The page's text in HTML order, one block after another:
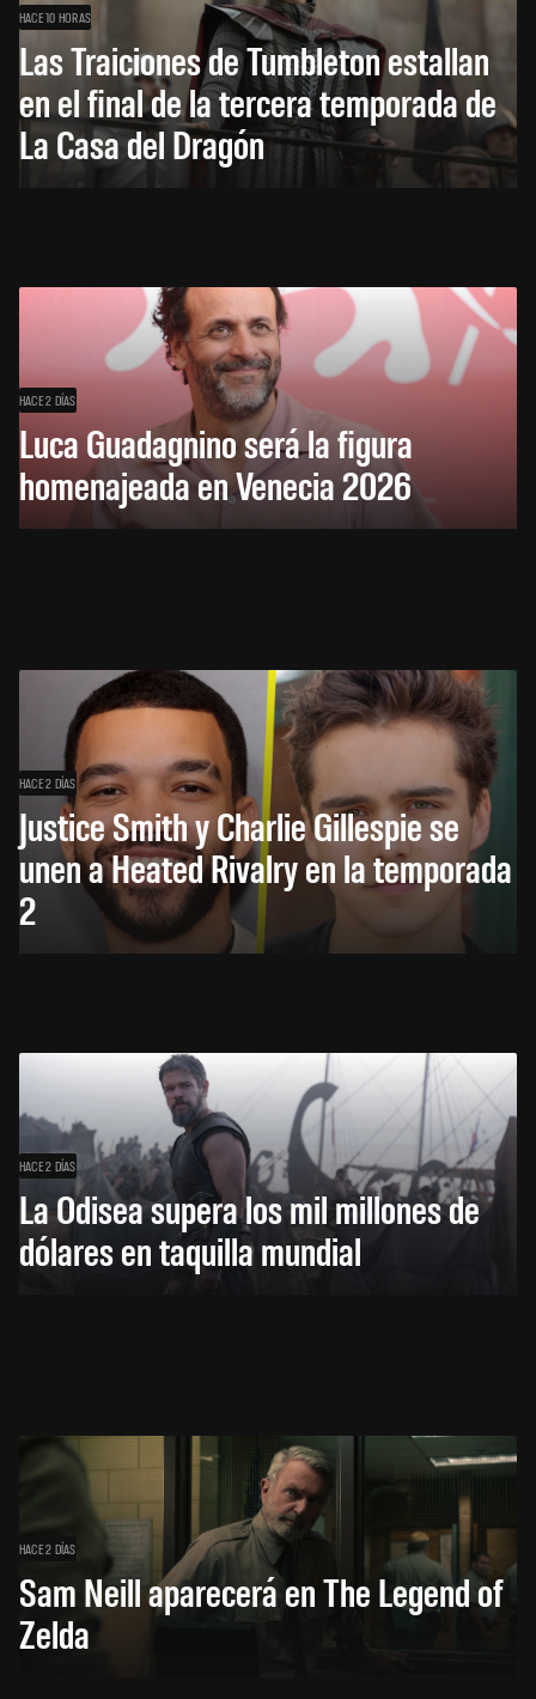
HACE 10 HORAS
Las Traiciones de Tumbleton estallan
en el final de la tercera temporada de
La Casa del Dragón
HACE 2 DÍAS
Luca Guadagnino será la figura
homenajeada en Venecia 2026
HACE 2 DÍAS
Justice Smith y Charlie Gillespie se
unen a Heated Rivalry en la temporada
2
HACE 2 DÍAS
La Odisea supera los mil millones de
dólares en taquilla mundial
HACE 2 DÍAS
Sam Neill aparecerá en The Legend of
Zelda